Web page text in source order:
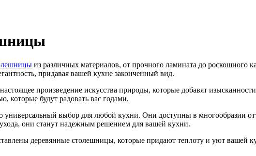
из различных материалов, от прочного ламината до
придавая вашей кухне законченный вид.
произведение искусства природы, которые добавят
которые будут радовать вас годами.
выбор для любой кухни. Они доступны в многообразии
они станут надежным решением для вашей кухни.
деревянные столешницы, которые придают теплоту и уют вашей